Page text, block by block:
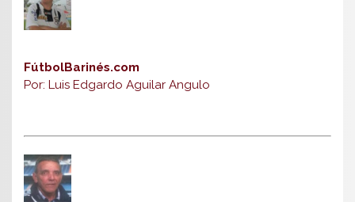
FútbolBarinés.com
Por: Luis Edgardo Aguilar Angulo